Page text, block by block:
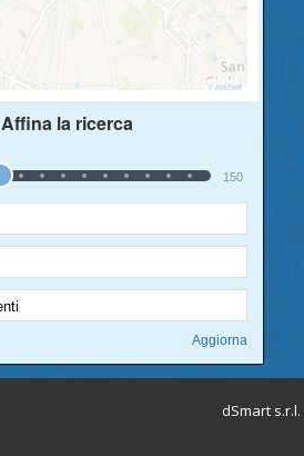
Affina la ricerca
150
dSmart